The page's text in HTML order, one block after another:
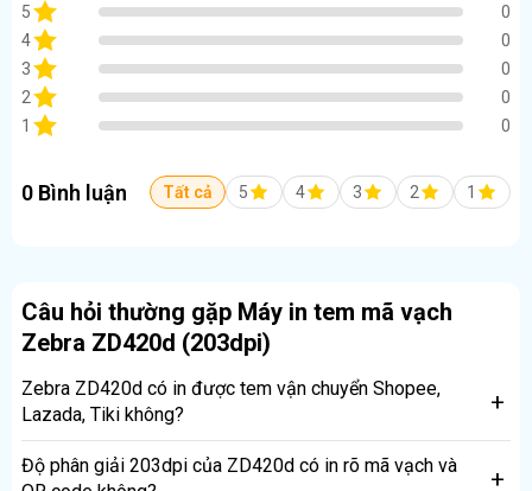
5
0
4
0
3
0
2
0
1
0
0 Bình luận Tất cả 5 4 3 2 1
Câu hỏi thường gặp Máy in tem mã vạch
Zebra ZD420d (203dpi)
Zebra ZD420d có in được tem vận chuyển Shopee,
Lazada, Tiki không?
Có hoàn hảo, ZD420d in tem vận đơn
Shopee/Lazada/Tiki (50x30mm hoặc 100x50mm) với mã
Độ phân giải 203dpi của ZD420d có in rõ mã vạch và